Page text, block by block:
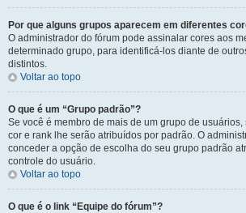
Por que alguns grupos aparecem em diferentes
O administrador do fórum pode assinalar cores aos
determinado grupo, para identificá-los diante de
distintos.
Voltar ao topo
O que é um “Grupo padrão”?
Se você é membro de mais de um grupo de usuários,
cor e rank lhe serão atribuídos por padrão. O
conceder a opção de escolha do seu grupo padrão
controle do usuário.
Voltar ao topo
O que é o link “Equipe do fórum”?